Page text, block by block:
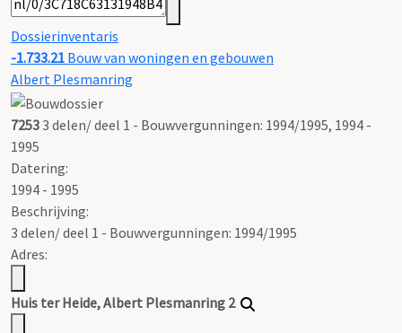
Dossierinventaris
-1.733.21 Bouw van woningen en gebouwen
Albert Plesmanring
72533 delen/ deel 1 - Bouwvergunningen: 1994/1995, 1994 -
1995
Datering:
1994 - 1995
Beschrijving:
3 delen/ deel 1 - Bouwvergunningen: 1994/1995
Adres:
Huis ter Heide, Albert Plesmanring 2